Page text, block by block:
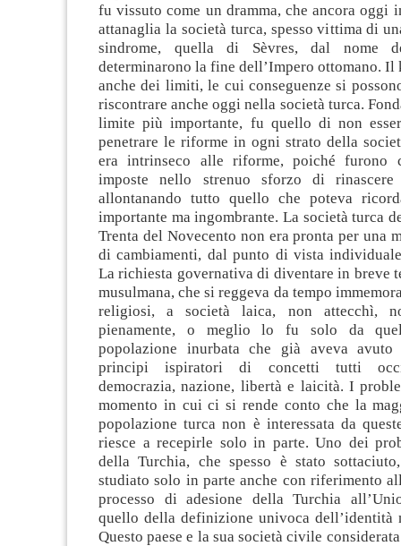
fu vissuto come un dramma, che ancora oggi
attanaglia la società turca, spesso vittima di
sindrome, quella di Sèvres, dal nome
determinarono la fine dell’Impero ottomano. Il
anche dei limiti, le cui conseguenze si
riscontrare anche oggi nella società turca.
limite più importante, fu quello di non
penetrare le riforme in ogni strato della
era intrinseco alle riforme, poiché furono
imposte nello strenuo sforzo di
allontanando tutto quello che poteva
importante ma ingombrante. La società turca
Trenta del Novecento non era pronta per una
di cambiamenti, dal punto di vista
La richiesta governativa di diventare in breve
musulmana, che si reggeva da tempo
religiosi, a società laica, non attecchì,
pienamente, o meglio lo fu solo da
popolazione inurbata che già aveva
principi ispiratori di concetti tutti
democrazia, nazione, libertà e laicità. I
momento in cui ci si rende conto che la
popolazione turca non è interessata da
riesce a recepirle solo in parte. Uno dei
della Turchia, che spesso è stato
studiato solo in parte anche con riferimento
processo di adesione della Turchia
quello della definizione univoca dell’identità
Questo paese e la sua società civile